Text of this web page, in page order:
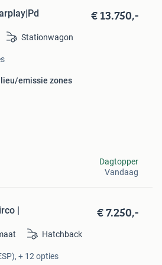
€ 13.750,-
Stationwagon
emissie zones
Dagtopper
Vandaag
| € 7.250,-
Hatchback
+ 12 opties